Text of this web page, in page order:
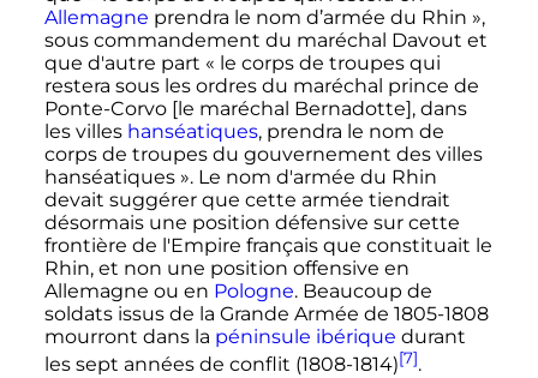
Allemagne prendra le nom d’armée du Rhin »,
sous commandement du maréchal Davout et
que d'autre part « le corps de troupes qui
restera sous les ordres du maréchal prince de
Ponte-Corvo [le maréchal Bernadotte], dans
les villes hanséatiques, prendra le nom de
corps de troupes du gouvernement des villes
hanséatiques ». Le nom d'armée du Rhin
devait suggérer que cette armée tiendrait
désormais une position défensive sur cette
frontière de l'Empire français que constituait le
Rhin, et non une position offensive en
Allemagne ou en Pologne. Beaucoup de
soldats issus de la Grande Armée de 1805-1808
mourront dans la péninsule ibérique durant
les sept années de conflit (1808-1814)[7].